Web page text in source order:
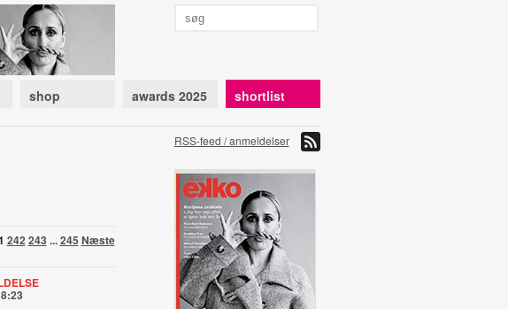
shop awards 2025 shortlist
RSS-feed / anmeldelser
242 243 ...245 Næste